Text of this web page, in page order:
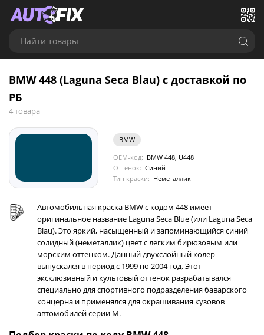
Найти товары
BMW 448 (Laguna Seca Blau) с доставкой по
РБ
4 товара
BMW
OEM-код: BMW 448, U448
Оттенок: Синий
Тип краски: Неметаллик
Автомобильная краска BMW с кодом 448 имеет
оригинальное название Laguna Seca Blue (или Laguna Seca
Blau). Это яркий, насыщенный и запоминающийся синий
солидный (неметаллик) цвет с легким бирюзовым или
морским оттенком. Данный двухслойный колер
выпускался в период с 1999 по 2004 год. Этот
эксклюзивный и культовый оттенок разрабатывался
специально для спортивного подразделения баварского
концерна и применялся для окрашивания кузовов
автомобилей серии М.